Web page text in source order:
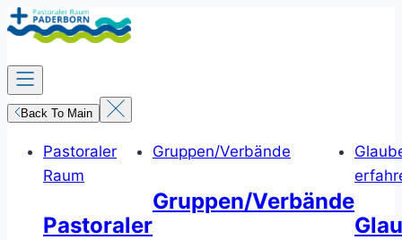
Zum
Inhalt
springen
Back To Main
Pastoraler
Raum
Pastoraler
Gruppen/Verbände
Gruppen/Verbände